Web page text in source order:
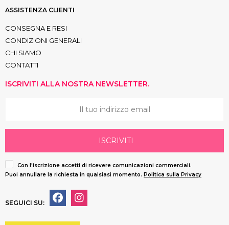
ASSISTENZA CLIENTI
CONSEGNA E RESI
CONDIZIONI GENERALI
CHI SIAMO
CONTATTI
ISCRIVITI ALLA NOSTRA NEWSLETTER.
ISCRIVITI
Con l'iscrizione accetti di ricevere comunicazioni commerciali.
Puoi annullare la richiesta in qualsiasi momento. Politica sulla Privacy
SEGUICI SU: